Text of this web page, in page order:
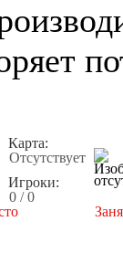
Карта:
Отсутствует
Игроки:
0 / 0